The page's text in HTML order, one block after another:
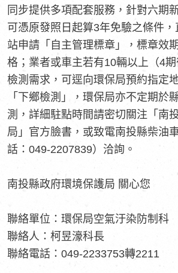
同步提供多項配套服務，針對六期
可憑原發照日起算3年免驗之條件，
站申請「自主管理標章」，標章效
格；業者或車主若有10輛以上（4
檢測需求，可逕向環保局預約指定
「下鄉檢測」，環保局亦不定期於
測，詳細駐點時間請密切關注「南
局」官方臉書，或致電南投縣柴油
話：049-2207839）洽詢。
南投縣政府環境保護局 關心您
聯絡單位：環保局空氣汙染防制科
聯絡人：柯昱濠科長
聯絡電話：049-2233753轉2211